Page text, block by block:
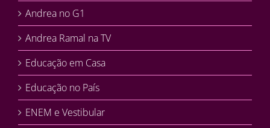
Andrea no G1
Andrea Ramal na TV
Educação em Casa
Educação no País
ENEM e Vestibular